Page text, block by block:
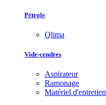
Pétrole
Qlima
Vide-cendres
Aspirateur
Ramonage
Matériel d'entretien